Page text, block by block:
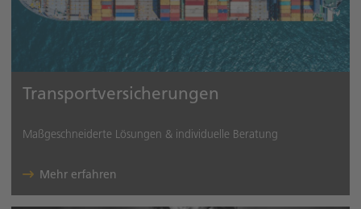
Transportversicherungen
Maßgeschneiderte Lösungen & individuelle Beratung
Mehr erfahren